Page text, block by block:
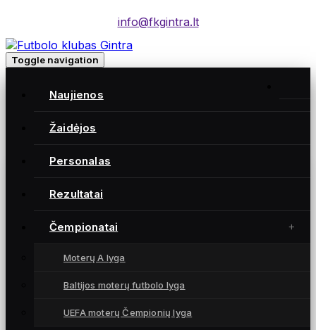
info@fkgintra.lt
Toggle navigation
Naujienos
Žaidėjos
Personalas
Rezultatai
Čempionatai
Moterų A lyga
Baltijos moterų futbolo lyga
UEFA moterų Čempionių lyga
Įrašai
Home
Gintra naujienos
K. Johnson sugrįžimo rungtynėse – gintriečių